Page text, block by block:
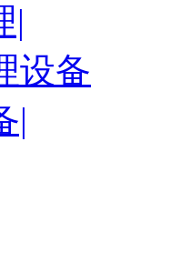
|
设备
|